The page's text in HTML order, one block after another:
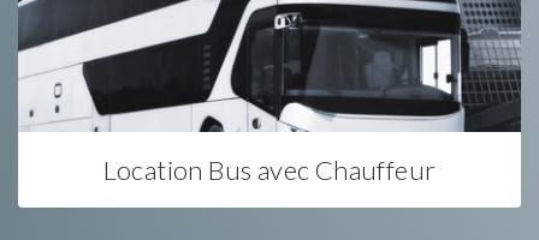
Location Bus avec Chauffeur